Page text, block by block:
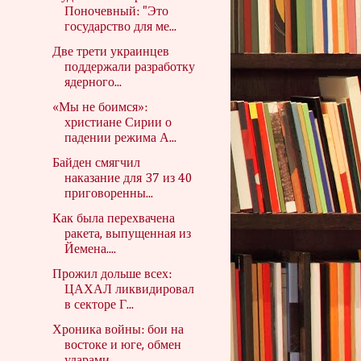
Поночевный: "Это
государство для ме...
Две трети украинцев
поддержали разработку
ядерного...
«Мы не боимся»:
христиане Сирии о
падении режима А...
Байден смягчил
наказание для 37 из 40
приговоренны...
Как была перехвачена
ракета, выпущенная из
Йемена....
Прожил дольше всех:
ЦАХАЛ ликвидировал
в секторе Г...
Хроника войны: бои на
востоке и юге, обмен